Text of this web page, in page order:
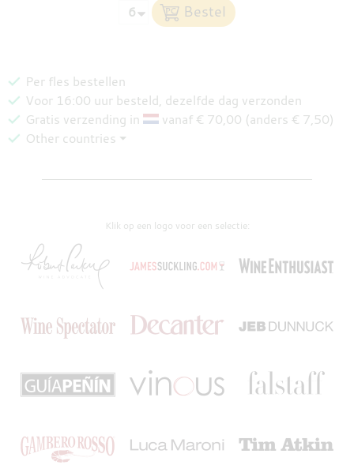
Per fles bestellen
Voor 16:00 uur besteld, dezelfde dag verzonden
Gratis verzending in
vanaf € 70,00 (anders € 7,50)
Other countries ⏷
Klik op een logo voor een selectie: